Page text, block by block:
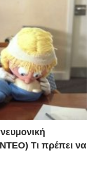
Τι πρέπει να